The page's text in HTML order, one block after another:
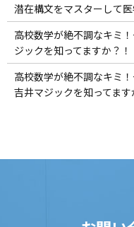
潜在構文をマスターして
高校数学が絶不調なキミ
ジックを知ってますか？！
高校数学が絶不調なキミ
吉井マジックを知ってます